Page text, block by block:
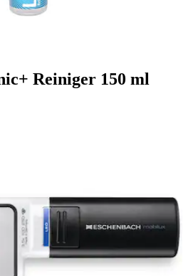
Reiniger 150 ml